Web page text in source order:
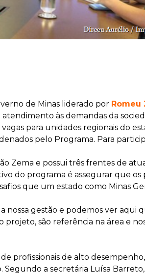
de Minas liderado por Romeu
às demandas da
para unidades regionais do
pelo Programa. Para
Zema e possui três frentes de
do programa é assegurar que
que um estado como Minas
nossa gestão e podemos ver
são referência na área e
profissionais de alto
a secretária Luísa